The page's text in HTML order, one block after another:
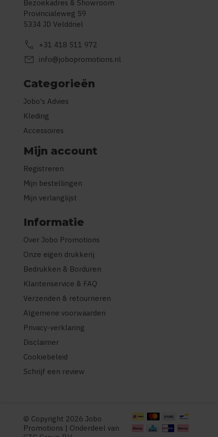
Bezoekadres & Showroom
Provincialeweg 59
5334 JD Velddriel
call +31 418 511 972
mail info@jobopromotions.nl
Categorieën
Jobo's Advies
Kleding
Accessoires
Mijn account
Registreren
Mijn bestellingen
Mijn verlanglijst
Informatie
Over Jobo Promotions
Onze eigen drukkerij
Bedrukken & Borduren
Klantenservice & FAQ
Verzenden & retourneren
Algemene voorwaarden
Privacy-verklaring
Disclaimer
Cookiebeleid
Schrijf een review
© Copyright 2026 Jobo
Promotions | Onderdeel van